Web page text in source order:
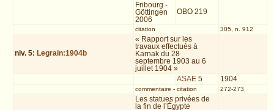
Fribourg -
Göttingen
2006
OBO 219
citation 305, n. 912
niv. 5: Legrain:1904b
« Rapport sur les
travaux effectués à
Karnak du 28
septembre 1903 au 6
juillet 1904 »
ASAE 5 1904
commentaire - citation 272-273
Les statues privées de
la fin de l’Égypte